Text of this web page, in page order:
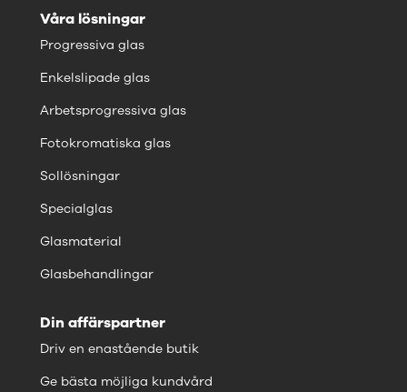
Våra lösningar
Progressiva glas
Enkelslipade glas
Arbetsprogressiva glas
Fotokromatiska glas
Sollösningar
Specialglas
Glasmaterial
Glasbehandlingar
Din affärspartner
Driv en enastående butik
Ge bästa möjliga kundvård